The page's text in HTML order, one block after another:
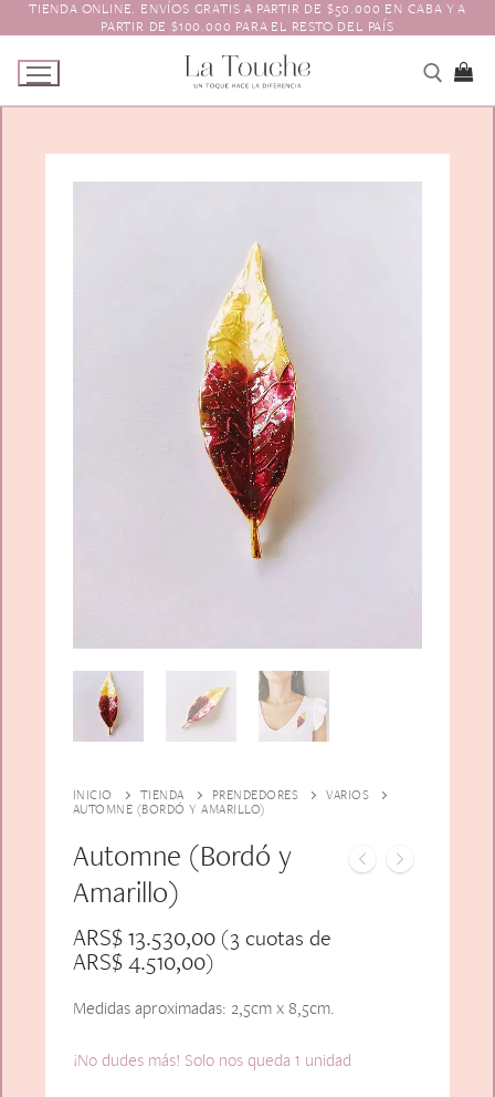
al
contenido
TIENDA ONLINE. ENVÍOS GRATIS A PARTIR DE $50.000 EN CABA Y A
PARTIR DE $100.000 PARA EL RESTO DEL PAÍS
Navidad
Prendedores
Animales y Bichitos
Florales
Varios
Escarapelas
Alfiler Largo
Lazos
Accesorios para el pelo
Boinas
Vinchas
Hebillas
Peinetas
Aros
Guantes
Charreteras
Adicionales
El Toque
Pagos y Envíos
Contacto
INICIO TIENDA PRENDEDORES
VARIOS
AUTOMNE (BORDÓ Y AMARILLO)
Automne (Bordó y
Amarillo)
ARS$13.530,00(3 cuotas de
ARS$4.510,00)
Medidas aproximadas: 2,5cm x 8,5cm.
¡No dudes más! Solo nos queda 1 unidad